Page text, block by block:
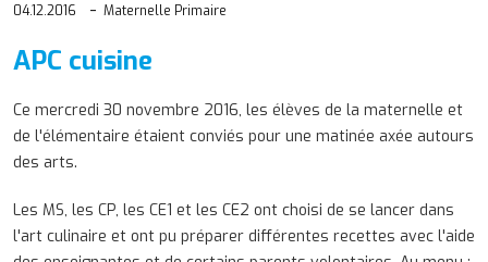
04.12.2016 Maternelle Primaire
APC cuisine
Ce mercredi 30 novembre 2016, les élèves de la maternelle et
de l'élémentaire étaient conviés pour une matinée axée autours
des arts.
Les MS, les CP, les CE1 et les CE2 ont choisi de se lancer dans
l'art culinaire et ont pu préparer différentes recettes avec l'aide